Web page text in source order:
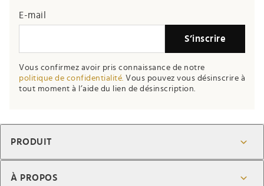
E-mail
S’inscrire
Vous confirmez avoir pris connaissance de notre
politique de confidentialité. Vous pouvez vous désinscrire à
tout moment à l’aide du lien de désinscription.
PRODUIT
À PROPOS